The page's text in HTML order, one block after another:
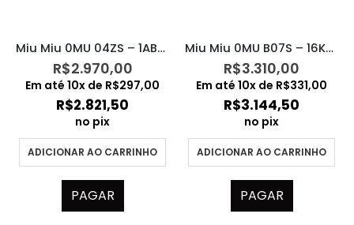
Miu Miu 0MU 04ZS – 1AB5S0
R$2.970,00
Em até 10x de R$297,00
R$2.821,50
no pix
ADICIONAR AO CARRINHO
PAGAR
Miu Miu 0MU B07S – 16K04O
R$3.310,00
Em até 10x de R$331,00
R$3.144,50
no pix
ADICIONAR AO CARRINHO
PAGAR